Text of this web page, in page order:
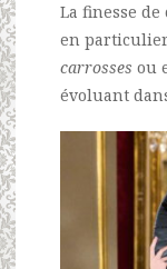
La finesse
en particulier
carrosses ou
évoluant